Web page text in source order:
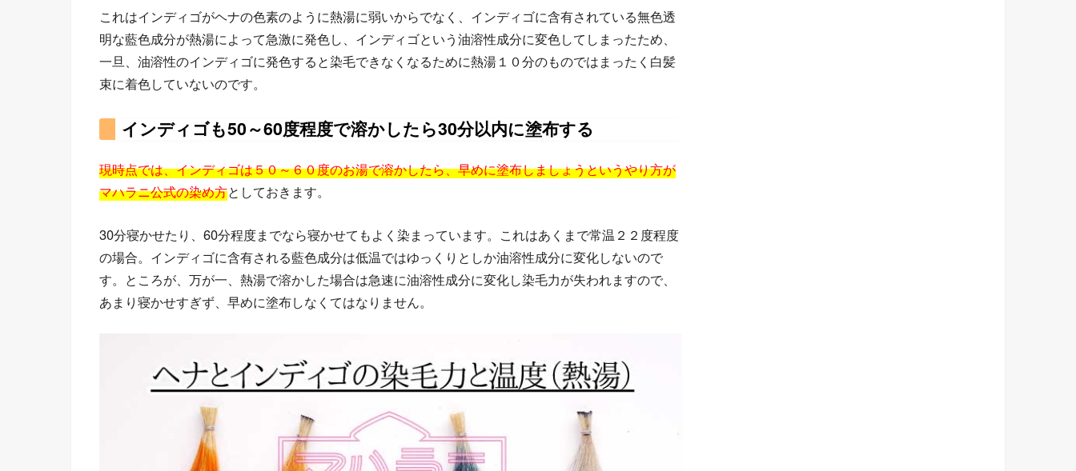
これはインディゴがヘナの色素のように熱湯に弱いからでなく、インディゴに含有されている無色透
明な藍色成分が熱湯によって急激に発色し、インディゴという油溶性成分に変色してしまったため、
一旦、油溶性のインディゴに発色すると染毛できなくなるために熱湯１０分のものではまったく白髪
束に着色していないのです。
インディゴも50～60度程度で溶かしたら30分以内に塗布する
現時点では、インディゴは５０～６０度のお湯で溶かしたら、早めに塗布しましょうというやり方が
マハラニ公式の染め方としておきます。
30分寝かせたり、60分程度までなら寝かせてもよく染まっています。これはあくまで常温２２度程度
の場合。インディゴに含有される藍色成分は低温ではゆっくりとしか油溶性成分に変化しないので
す。ところが、万が一、熱湯で溶かした場合は急速に油溶性成分に変化し染毛力が失われますので、
あまり寝かせすぎず、早めに塗布しなくてはなりません。